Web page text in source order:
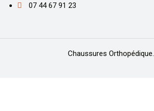
07 44 67 91 23
Chaussures Orthopédique.